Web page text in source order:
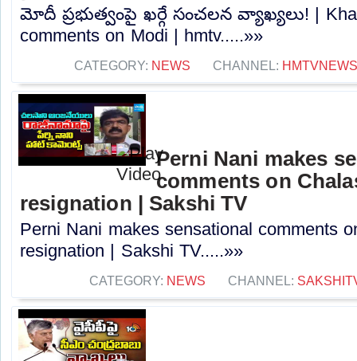
మోదీ ప్రభుత్వంపై ఖర్గే సంచలన వ్యాఖ్యలు! |
comments on Modi | hmtv.....»»
CATEGORY: NEWS CHANNEL: HMTVNEWS
Perni Nani makes
comments on
resignation | Sakshi TV
Perni Nani makes sensational comments
resignation | Sakshi TV.....»»
CATEGORY: NEWS CHANNEL: